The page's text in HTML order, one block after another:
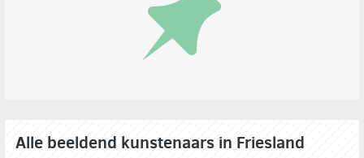
Alle beeldend kunstenaars in Friesland